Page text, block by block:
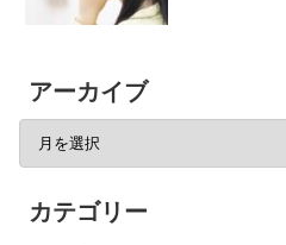
アーカイブ
カテゴリー